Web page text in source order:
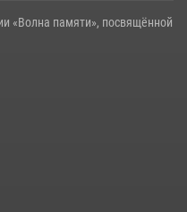
«Волна памяти», посвящённой